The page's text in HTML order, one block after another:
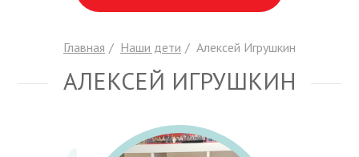
Главная Наши дети Алексей Игрушкин
АЛЕКСЕЙ ИГРУШКИН